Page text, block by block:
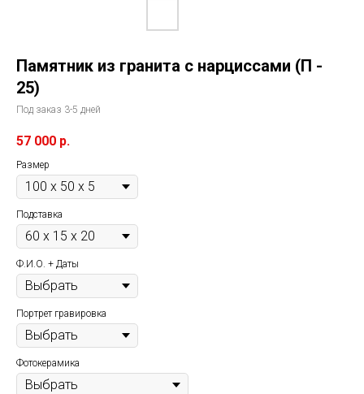
Памятник из гранита с нарциссами (П -
25)
Под заказ 3-5 дней
57 000 р.
Размер
Подставка
Ф.И.О. + Даты
Портрет гравировка
Фотокерамика